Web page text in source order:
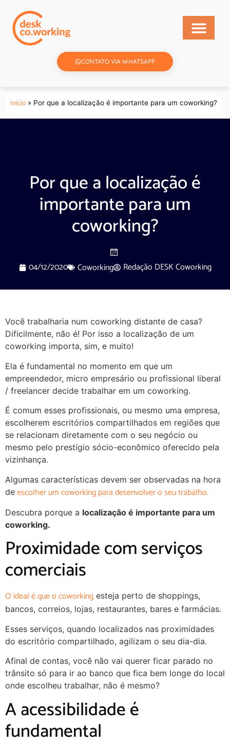
CONTATO VIA WHATSAPP
Início » Por que a localização é importante para um coworking?
Por que a localização é
importante para um
coworking?
04/12/2020 Coworking Redação DESK Coworking
Você trabalharia num coworking distante de casa?
Dificilmente, não é! Por isso a localização de um
coworking importa, sim, e muito!
Ela é fundamental no momento em que um
empreendedor, micro empresário ou profissional liberal
/ freelancer decide trabalhar em um coworking.
É comum esses profissionais, ou mesmo uma empresa,
escolherem escritórios compartilhados em regiões que
se relacionam diretamente com o seu negócio ou
mesmo pelo prestígio sócio-econômico oferecido pela
vizinhança.
Algumas características devem ser observadas na hora
de escolher um coworking para desenvolver o seu trabalho.
Descubra porque a localização é importante para um
coworking.
Proximidade com serviços
comerciais
O ideal é que o coworking esteja perto de shoppings,
bancos, correios, lojas, restaurantes, bares e farmácias.
Esses serviços, quando localizados nas proximidades
do escritório compartilhado, agilizam o seu dia-dia.
Afinal de contas, você não vai querer ficar parado no
trânsito só para ir ao banco que fica bem longe do local
onde escolheu trabalhar, não é mesmo?
A acessibilidade é
fundamental